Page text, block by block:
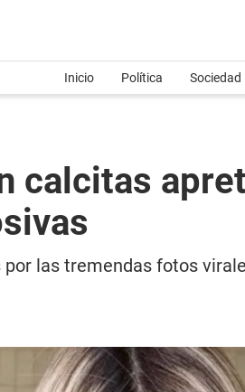
Inicio Política Sociedad
calcitas
las tremendas fotos